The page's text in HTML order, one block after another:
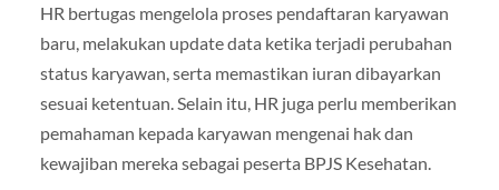
HR bertugas mengelola proses pendaftaran karyawan
baru, melakukan update data ketika terjadi perubahan
status karyawan, serta memastikan iuran dibayarkan
sesuai ketentuan. Selain itu, HR juga perlu memberikan
pemahaman kepada karyawan mengenai hak dan
kewajiban mereka sebagai peserta BPJS Kesehatan.